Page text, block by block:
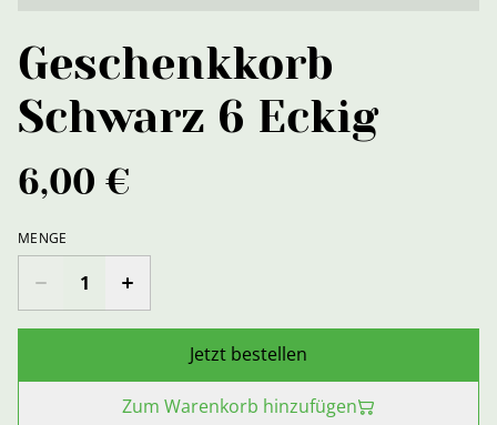
Geschenkkorb
Schwarz 6 Eckig
6,00 €
MENGE
Jetzt bestellen
Zum Warenkorb hinzufügen